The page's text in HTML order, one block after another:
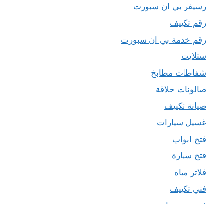
رسيفر بي ان سبورت
رقم تكييف
رقم خدمة بي ان سبورت
ستلايت
شفاطات مطابخ
صالونات حلاقة
صيانة تكييف
غسيل سيارات
فتح ابواب
فتح سيارة
فلاتر مياه
فني تكييف